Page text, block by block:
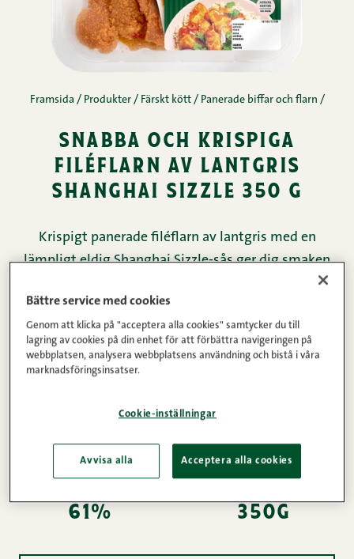
Framsida / Produkter / Färskt kött / Panerade biffar och flarn /
snabba och krispiga
filéflarn av lantgris
shanghai sizzle 350 g
Krispigt panerade filéflarn av lantgris med en
lämpligt eldig Shanghai Sizzle-sås ger dig smaken
av den asiatiska restaurangvärlden direkt till ditt
hemmakök. Såsen är en perfekt blandning av
sötma, fräschör och bitsk chili. Flarnen går enkelt
och snabbt att tillreda krispiga i en airfryer, på
stekpannan eller i ugn. Såsen som följer med i
snabbmat med nudlar, ris eller sallad.
Köttinnehåll
61%
Vikt
350g
Bättre service med cookies
Genom att klicka på "acceptera alla cookies" samtycker du till
lagring av cookies på din enhet för att förbättra navigeringen på
webbplatsen, analysera webbplatsens användning och bistå i våra
marknadsföringsinsatser.
Cookie-inställningar
Avvisa alla Acceptera alla cookies